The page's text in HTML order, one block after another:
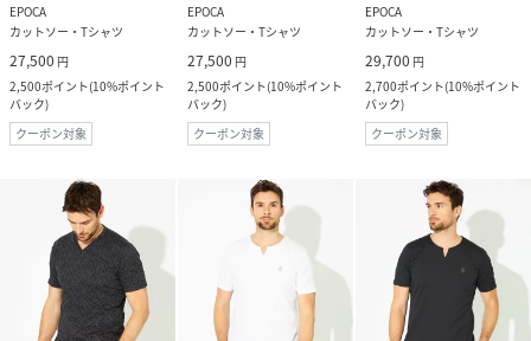
EPOCA
カットソー・Tシャツ
27,500 円
2,500ポイント(10%ポイント
バック)
クーポン対象
EPOCA
カットソー・Tシャツ
27,500 円
2,500ポイント(10%ポイント
バック)
クーポン対象
EPOCA
カットソー・Tシャツ
29,700 円
2,700ポイント(10%ポイント
バック)
クーポン対象